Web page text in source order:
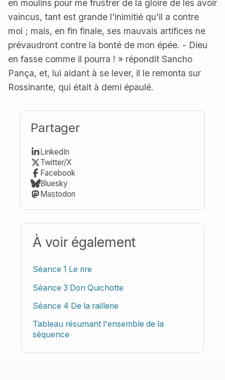
en moulins pour me frustrer de la gloire de les avoir
vaincus, tant est grande l'inimitié qu'il a contre
moi ; mais, en fin finale, ses mauvais artifices ne
prévaudront contre la bonté de mon épée. - Dieu
en fasse comme il pourra ! » répondit Sancho
Pança, et, lui aidant à se lever, il le remonta sur
Rossinante, qui était à demi épaulé.
Partager
LinkedIn
Twitter/X
Facebook
Bluesky
Mastodon
À voir également
Séance 1 Le rire
Séance 3 Don Quichotte
Séance 4 De la raillerie
Tableau résumant l'ensemble de la
séquence